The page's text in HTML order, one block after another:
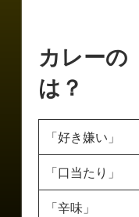
カレーの
は？
「好き嫌い」
「口当たり」
「辛味」